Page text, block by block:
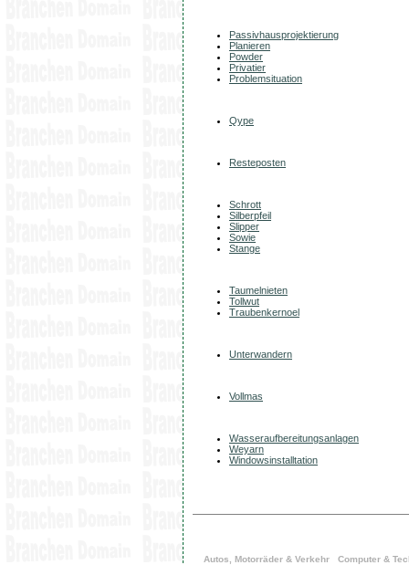
Passivhausprojektierung
Planieren
Powder
Privatier
Problemsituation
Qype
Resteposten
Schrott
Silberpfeil
Slipper
Sowie
Stange
Taumelnieten
Tollwut
Traubenkernoel
Unterwandern
Vollmas
Wasseraufbereitungsanlagen
Weyarn
Windowsinstalltation
Autos, Motorräder & Verkehr
Computer &